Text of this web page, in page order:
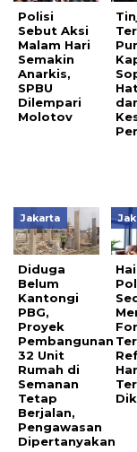
Polisi
Sebut Aksi
Malam Hari
Semakin
Anarkis,
SPBU
Dilempari
Molotov
Jakarta
Diduga
Belum
Kantongi
PBG,
Proyek
Pembangunan
32 Unit
Rumah di
Semanan
Tetap
Berjalan,
Pengawasan
Dipertanyakan